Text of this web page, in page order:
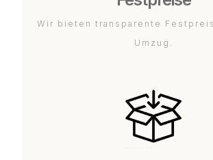
Wir bieten transparente
Umzug.